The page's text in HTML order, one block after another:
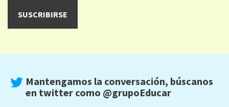
Mantengamos la conversación, búscanos
en twitter como @grupoEducar